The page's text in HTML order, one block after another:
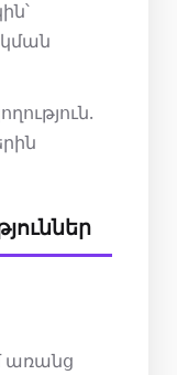
առանց